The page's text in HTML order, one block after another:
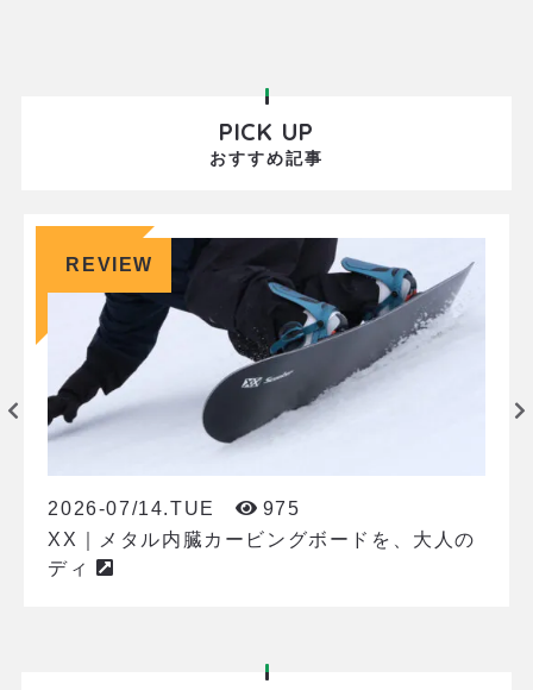
PICK UP
おすすめ記事
REVIEW
2026-07/14.TUE
975
XX｜メタル内臓カービングボードを、大人の
ディ